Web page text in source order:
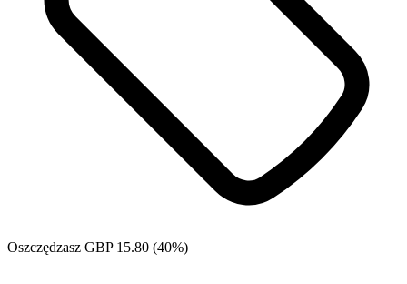
Oszczędzasz GBP 15.80 (40%)